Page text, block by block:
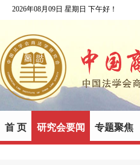
2026年08月09日 星期日 下午好！
首 页 研究会要闻 专题聚焦